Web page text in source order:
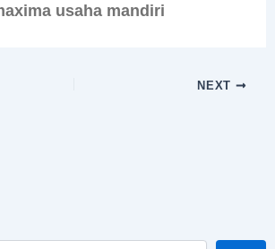
usaha mandiri
NEXT